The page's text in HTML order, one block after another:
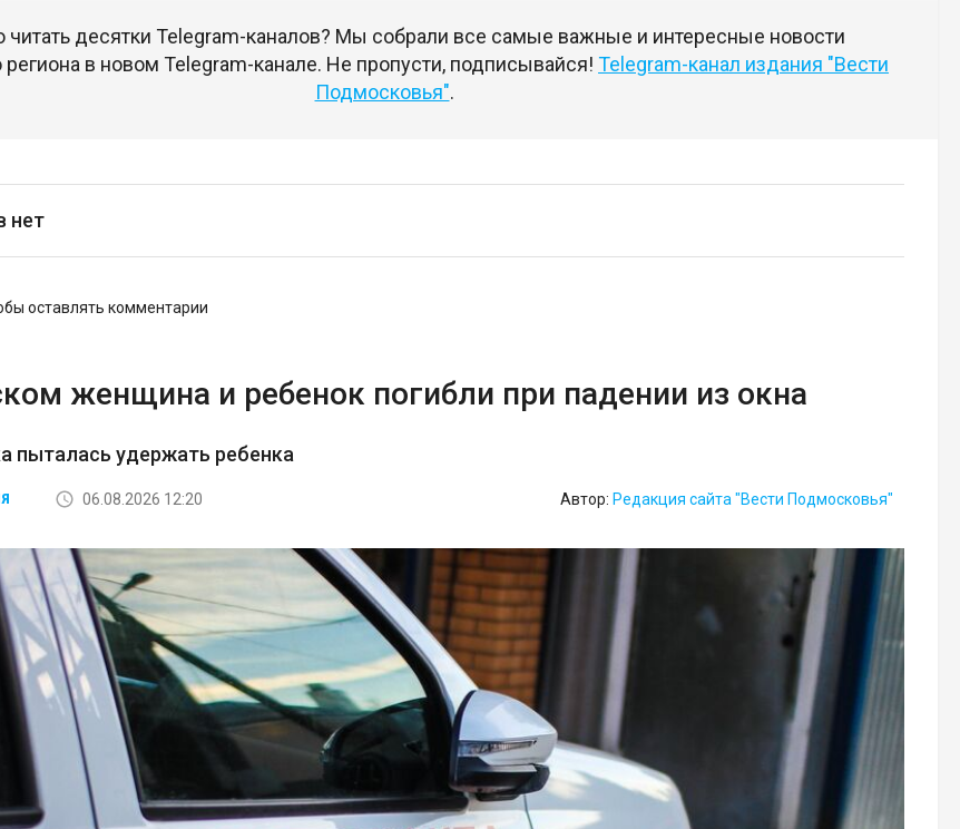
читать десятки Telegram-каналов? Мы собрали все самые важные и интересные новости
в новом Telegram-канале. Не пропусти, подписывайся! Telegram-канал издания "Вести
Подмосковья".
нет
оставлять комментарии
женщина и ребенок погибли при падении из окна
пыталась удержать ребенка
06.08.2026 12:20 Автор: Редакция сайта "Вести Подмосковья"